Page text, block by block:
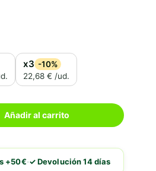
x3 -10%
22,68 € /ud.
Añadir al carrito
+50€·✓ Devolución 14 días